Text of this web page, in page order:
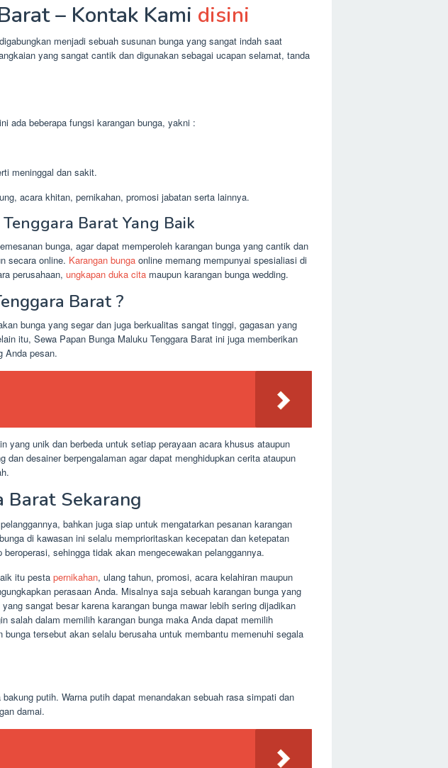
– Kontak Kami disini
menjadi sebuah susunan bunga yang sangat indah saat
yang sangat cantik dan digunakan sebagai ucapan selamat, tanda
ada beberapa fungsi karangan bunga, yakni :
meninggal dan sakit.
acara khitan, pernikahan, promosi jabatan serta lainnya.
Barat Yang Baik
bunga, agar dapat memperoleh karangan bunga yang cantik dan
secara online. Karangan bunga online memang mempunyai spesialiasi di
perusahaan, ungkapan duka cita maupun karangan bunga wedding.
Barat ?
bunga yang segar dan juga berkualitas sangat tinggi, gagasan yang
itu, Sewa Papan Bunga Maluku Tenggara Barat ini juga memberikan
Anda pesan.
yang unik dan berbeda untuk setiap perayaan acara khusus ataupun
desainer berpengalaman agar dapat menghidupkan cerita ataupun
Barat Sekarang
bahkan juga siap untuk mengatarkan pesanan karangan
di kawasan ini selalu memprioritaskan kecepatan dan ketepatan
sehingga tidak akan mengecewakan pelanggannya.
itu pesta pernikahan, ulang tahun, promosi, acara kelahiran maupun
perasaan Anda. Misalnya saja sebuah karangan bunga yang
sangat besar karena karangan bunga mawar lebih sering dijadikan
salah dalam memilih karangan bunga maka Anda dapat memilih
tersebut akan selalu berusaha untuk membantu memenuhi segala
putih. Warna putih dapat menandakan sebuah rasa simpati dan
damai.